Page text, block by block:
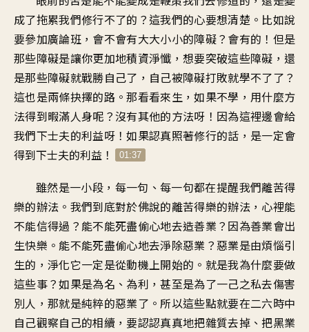
成了拖累我們修行不了的？這我們的心要想清楚。比如說
要參加廣論班，會不會有大大小小的障礙？會有的！但是
那些障礙是讓你更加地積資淨懺，想要突破這些障礙，還
是那些障礙就戰勝自己了，自己被障礙打敗就學不了了？
這也是兩條抉擇的路。那看看來生，如果不學，用什麼方
法得到暇滿人身呢？沒有其他的方法呀！因為這裡邊會給
我們下士夫的利益呀！如果認真照著修行的話，是一定會
得到下士夫的利益！
01:37
雖然是一小段，每一句、每一句都在提醒我們離苦得
樂的辦法。我們到底對於佛說的離苦得樂的辦法，心裡能
不能信得過？能不能死盡偷心地去造善業？因為善業會出
生快樂。能不能死盡偷心地去淨除惡業？惡業是由煩惱引
生的，淨化它一定是從動機上開始的。就是我為什麼要做
這些事？如果是為名、為利，甚至是為了一己之私去傷害
別人，那就是純粹的惡業了。所以這些點就要在二六時中
自己觀察自己的相續，要認認真真地把雜質去掉、把黑業